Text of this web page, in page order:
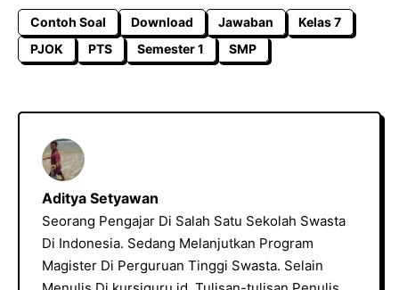
Contoh Soal Download Jawaban
Kelas 7
PJOK
PTS Semester 1 SMP
Aditya Setyawan
Seorang Pengajar Di Salah Satu Sekolah Swasta
Di Indonesia. Sedang Melanjutkan Program
Magister Di Perguruan Tinggi Swasta. Selain